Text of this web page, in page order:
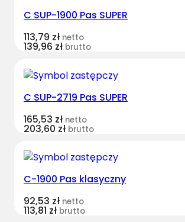
C SUP-1900 Pas SUPER
113,79 zł netto
139,96 zł brutto
C SUP-2719 Pas SUPER
165,53 zł netto
203,60 zł brutto
C-1900 Pas klasyczny
92,53 zł netto
113,81 zł brutto